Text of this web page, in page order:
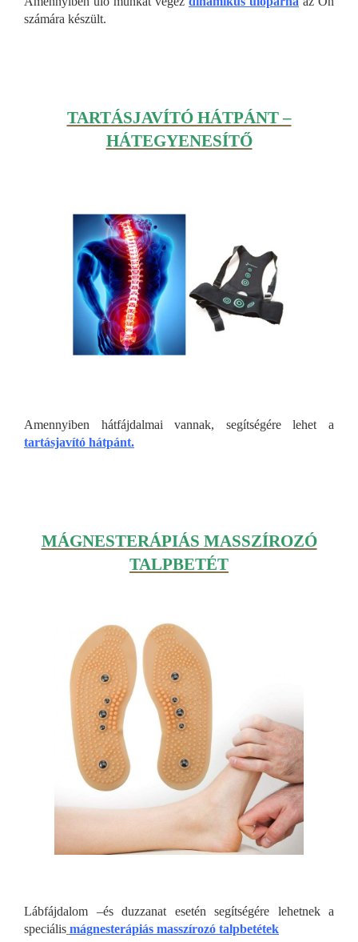
számára készült.
TARTÁSJAVÍTÓ HÁTPÁNT –
HÁTEGYENESÍTŐ
Amennyiben hátfájdalmai vannak, segítségére lehet a
tartásjavító hátpánt.
MÁGNESTERÁPIÁS MASSZÍROZÓ
TALPBETÉT
Lábfájdalom –és duzzanat esetén segítségére lehetnek a
speciális mágnesterápiás masszírozó talpbetétek